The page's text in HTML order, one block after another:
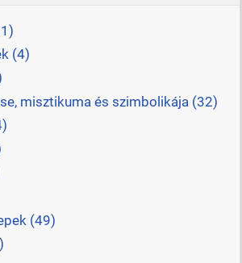
(4)
misztikuma és szimbolikája (32)
(49)